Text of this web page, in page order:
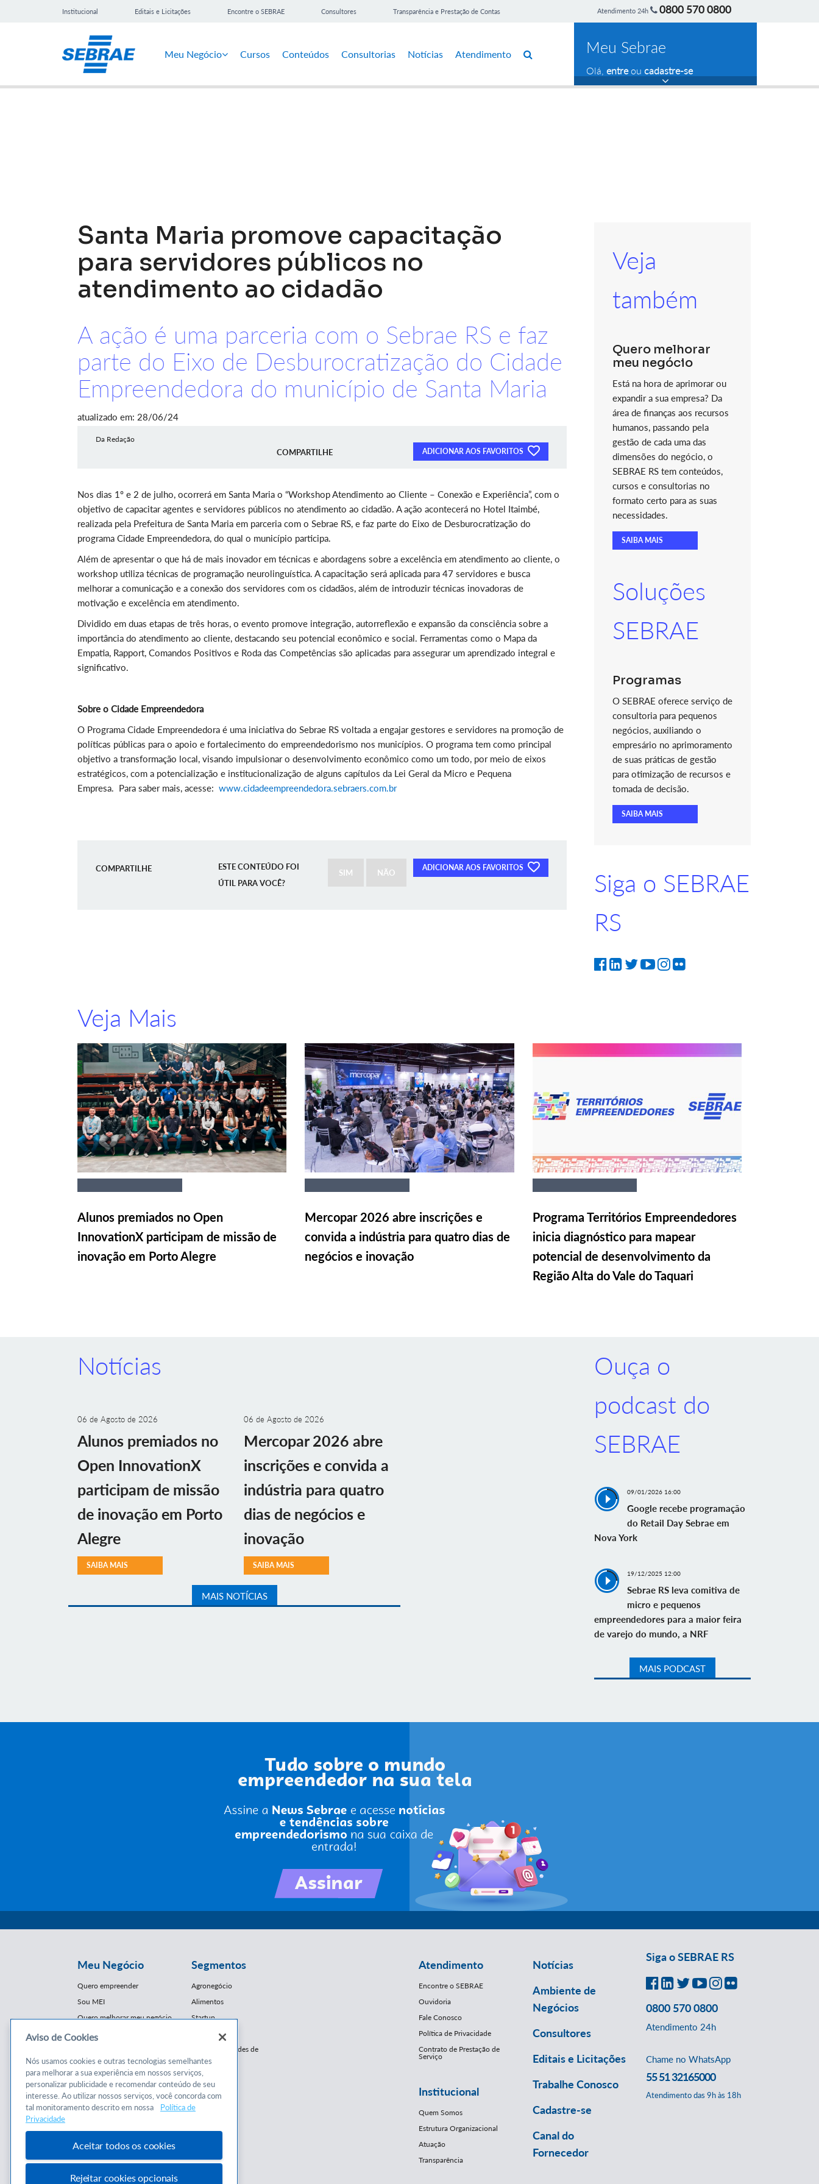
Institucional Editais e Licitações Encontre o SEBRAE Consultores Transparência e Prestação de Contas Atendimento 24h 0800 570 0800
Meu Negócio Cursos Conteúdos Consultorias Notícias Atendimento Meu Sebrae
Olá, entreou cadastre-se
Santa Maria promove capacitação
para servidores públicos no
atendimento ao cidadão
A ação é uma parceria com o Sebrae RS e faz
parte do Eixo de Desburocratização do Cidade
Empreendedora do município de Santa Maria
atualizado em: 28/06/24
Da Redação
COMPARTILHE ADICIONAR AOS FAVORITOS
Nos dias 1º e 2 de julho, ocorrerá em Santa Maria o “Workshop Atendimento ao Cliente – Conexão e Experiência”, com o
objetivo de capacitar agentes e servidores públicos no atendimento ao cidadão. A ação acontecerá no Hotel Itaimbé,
realizada pela Prefeitura de Santa Maria em parceria com o Sebrae RS, e faz parte do Eixo de Desburocratização do
programa Cidade Empreendedora, do qual o município participa.
Além de apresentar o que há de mais inovador em técnicas e abordagens sobre a excelência em atendimento ao cliente, o
workshop utiliza técnicas de programação neurolinguística. A capacitação será aplicada para 47 servidores e busca
melhorar a comunicação e a conexão dos servidores com os cidadãos, além de introduzir técnicas inovadoras de
motivação e excelência em atendimento.
Dividido em duas etapas de três horas, o evento promove integração, autorreflexão e expansão da consciência sobre a
importância do atendimento ao cliente, destacando seu potencial econômico e social. Ferramentas como o Mapa da
Empatia, Rapport, Comandos Positivos e Roda das Competências são aplicadas para assegurar um aprendizado integral e
significativo.
Sobre o Cidade Empreendedora
O Programa Cidade Empreendedora é uma iniciativa do Sebrae RS voltada a engajar gestores e servidores na promoção de
políticas públicas para o apoio e fortalecimento do empreendedorismo nos municípios. O programa tem como principal
objetivo a transformação local, visando impulsionar o desenvolvimento econômico como um todo, por meio de eixos
estratégicos, com a potencialização e institucionalização de alguns capítulos da Lei Geral da Micro e Pequena
Empresa. Para saber mais, acesse: www.cidadeempreendedora.sebraers.com.br
COMPARTILHE ADICIONAR AOS FAVORITOS
ESTE CONTEÚDO FOI
ÚTIL PARA VOCÊ?
SIM NÃO
Veja
também
Quero melhorar
meu negócio
Está na hora de aprimorar ou
expandir a sua empresa? Da
área de finanças aos recursos
humanos, passando pela
gestão de cada uma das
dimensões do negócio, o
SEBRAE RS tem conteúdos,
cursos e consultorias no
formato certo para as suas
necessidades.
SAIBA MAIS
Soluções
SEBRAE
Programas
O SEBRAE oferece serviço de
consultoria para pequenos
negócios, auxiliando o
empresário no aprimoramento
de suas práticas de gestão
para otimização de recursos e
tomada de decisão.
SAIBA MAIS
Siga o SEBRAE
RS
Veja Mais
Alunos premiados no Open
InnovationX participam de missão de
inovação em Porto Alegre
Mercopar 2026 abre inscrições e
convida a indústria para quatro dias de
negócios e inovação
Programa Territórios Empreendedores
inicia diagnóstico para mapear
potencial de desenvolvimento da
Região Alta do Vale do Taquari
Notícias
06 de Agosto de 2026
Alunos premiados no
Open InnovationX
participam de missão
de inovação em Porto
Alegre
SAIBA MAIS
06 de Agosto de 2026
Mercopar 2026 abre
inscrições e convida a
indústria para quatro
dias de negócios e
inovação
SAIBA MAIS
MAIS NOTÍCIAS
Ouça o
podcast do
SEBRAE
09/01/2026 16:00
Google recebe programação
do Retail Day Sebrae em
Nova York
19/12/2025 12:00
Sebrae RS leva comitiva de
micro e pequenos
empreendedores para a maior feira
de varejo do mundo, a NRF
MAIS PODCAST
Meu Negócio
Quero empreender
Sou MEI
Quero melhorar meu negócio
Conteúdos
Cursos
Consultorias
Segmentos
Agronegócio
Alimentos
Startup
E-Commerce
Franquias / Redes de
Cooperação
Moda
Moveleiro
Saúde
Mercopar
Atendimento
Encontre o SEBRAE
Ouvidoria
Fale Conosco
Política de Privacidade
Contrato de Prestação de
Serviço
Institucional
Quem Somos
Estrutura Organizacional
Atuação
Transparência
Notícias
Ambiente de
Negócios
Consultores
Editais e Licitações
Trabalhe Conosco
Cadastre-se
Canal do
Fornecedor
Siga o SEBRAE RS
0800 570 0800
Atendimento 24h
Chame no WhatsApp
55 51 32165000
Atendimento das 9h às 18h
Aviso de Cookies
Nós usamos cookies e outras tecnologias semelhantes
para melhorar a sua experiência em nossos serviços,
personalizar publicidade e recomendar conteúdo de seu
interesse. Ao utilizar nossos serviços, você concorda com
tal monitoramento descrito em nossa
Política de
Privacidade
Aceitar todos os cookies
Rejeitar cookies opcionais